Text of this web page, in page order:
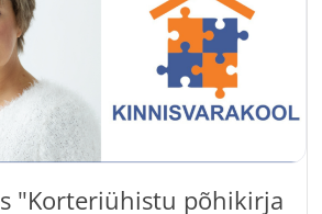
, kes igapäevaselt teevad
ja nõustavad klienti;
arendajad , kes juhivad ja
kinnisvaraarenduse protsessi;
eraisikud ,...
"Korteriühistu põhikirja